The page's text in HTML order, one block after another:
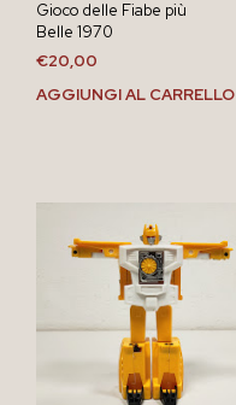
Gioco delle Fiabe più
Belle 1970
€20,00
AGGIUNGI AL CARRELLO